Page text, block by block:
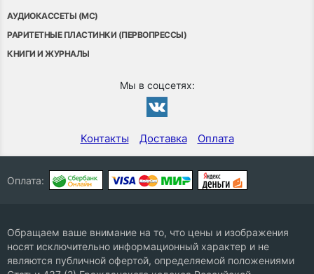
АУДИОКАССЕТЫ (MC)
РАРИТЕТНЫЕ ПЛАСТИНКИ (ПЕРВОПРЕССЫ)
КНИГИ И ЖУРНАЛЫ
Мы в соцсетях:
Контакты Доставка Оплата
Оплата:
Обращаем ваше внимание на то, что цены и изображения
носят исключительно информационный характер и не
являются публичной офертой, определяемой положениями